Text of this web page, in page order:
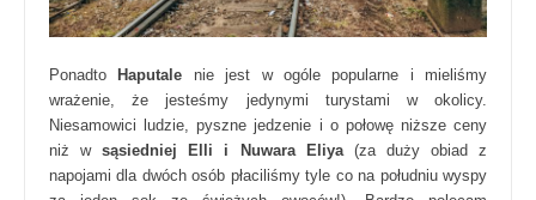
Ponadto Haputale nie jest w ogóle popularne i mieliśmy
wrażenie, że jesteśmy jedynymi turystami w okolicy.
Niesamowici ludzie, pyszne jedzenie i o połowę niższe ceny
niż wsąsiedniej Elli i Nuwara Eliya(za duży obiad z
napojami dla dwóch osób płaciliśmy tyle co na południu wyspy